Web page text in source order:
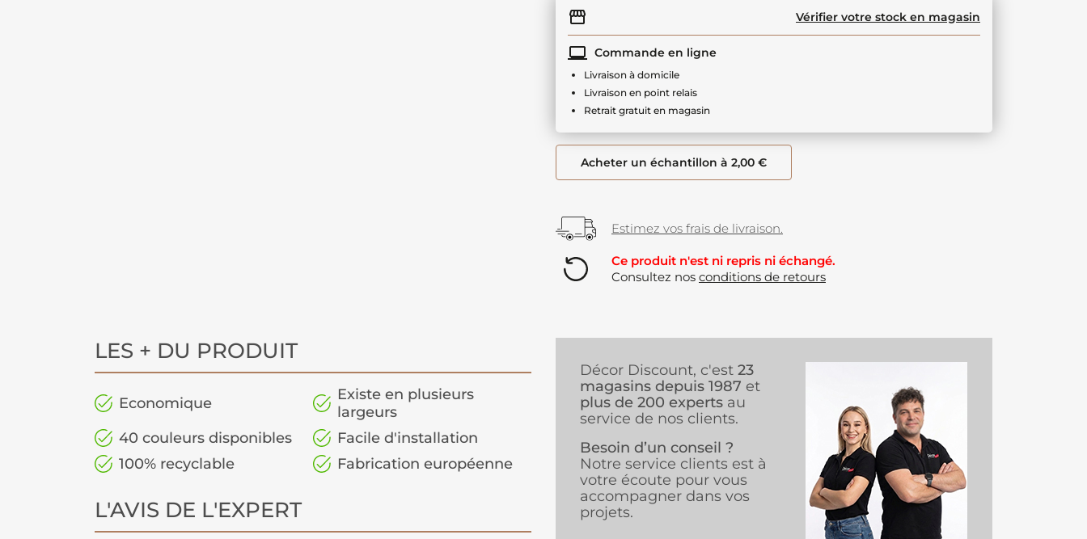
Vérifier votre stock en magasin
Commande en ligne
Livraison à domicile
Livraison en point relais
Retrait gratuit en magasin
Acheter un échantillon à 2,00 €
Estimez vos frais de livraison.
Ce produit n'est ni repris ni échangé.
Consultez nos conditions de retours
LES + DU PRODUIT
Economique
Existe en plusieurs
largeurs
40 couleurs disponibles
Facile d'installation
100% recyclable
Fabrication européenne
L'AVIS DE L'EXPERT
Décor Discount, c'est 23
magasins depuis 1987 et
plus de 200 experts au
service de nos clients.
Besoin d’un conseil ?
Notre service clients est à
votre écoute pour vous
accompagner dans vos
projets.